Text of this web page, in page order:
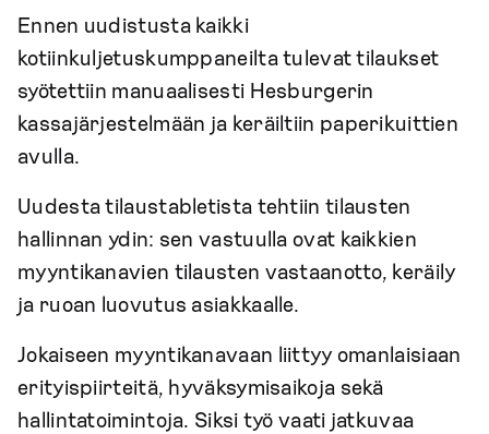
Ennen uudistusta kaikki
kotiinkuljetuskumppaneilta tulevat tilaukset
syötettiin manuaalisesti Hesburgerin
kassajärjestelmään ja keräiltiin paperikuittien
avulla.
Uudesta tilaustabletista tehtiin tilausten
hallinnan ydin: sen vastuulla ovat kaikkien
myyntikanavien tilausten vastaanotto, keräily
ja ruoan luovutus asiakkaalle.
Jokaiseen myyntikanavaan liittyy omanlaisiaan
erityispiirteitä, hyväksymisaikoja sekä
hallintatoimintoja. Siksi työ vaati jatkuvaa